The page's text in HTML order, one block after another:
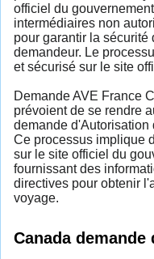
officiel du
intermédiaires non
pour garantir la
demandeur. Le
et sécurisé sur le site
Demande AVE France
prévoient de se rendre
demande d'Autorisation
Ce processus implique
sur le site officiel du
fournissant des
directives pour obtenir
voyage.
Canada demande